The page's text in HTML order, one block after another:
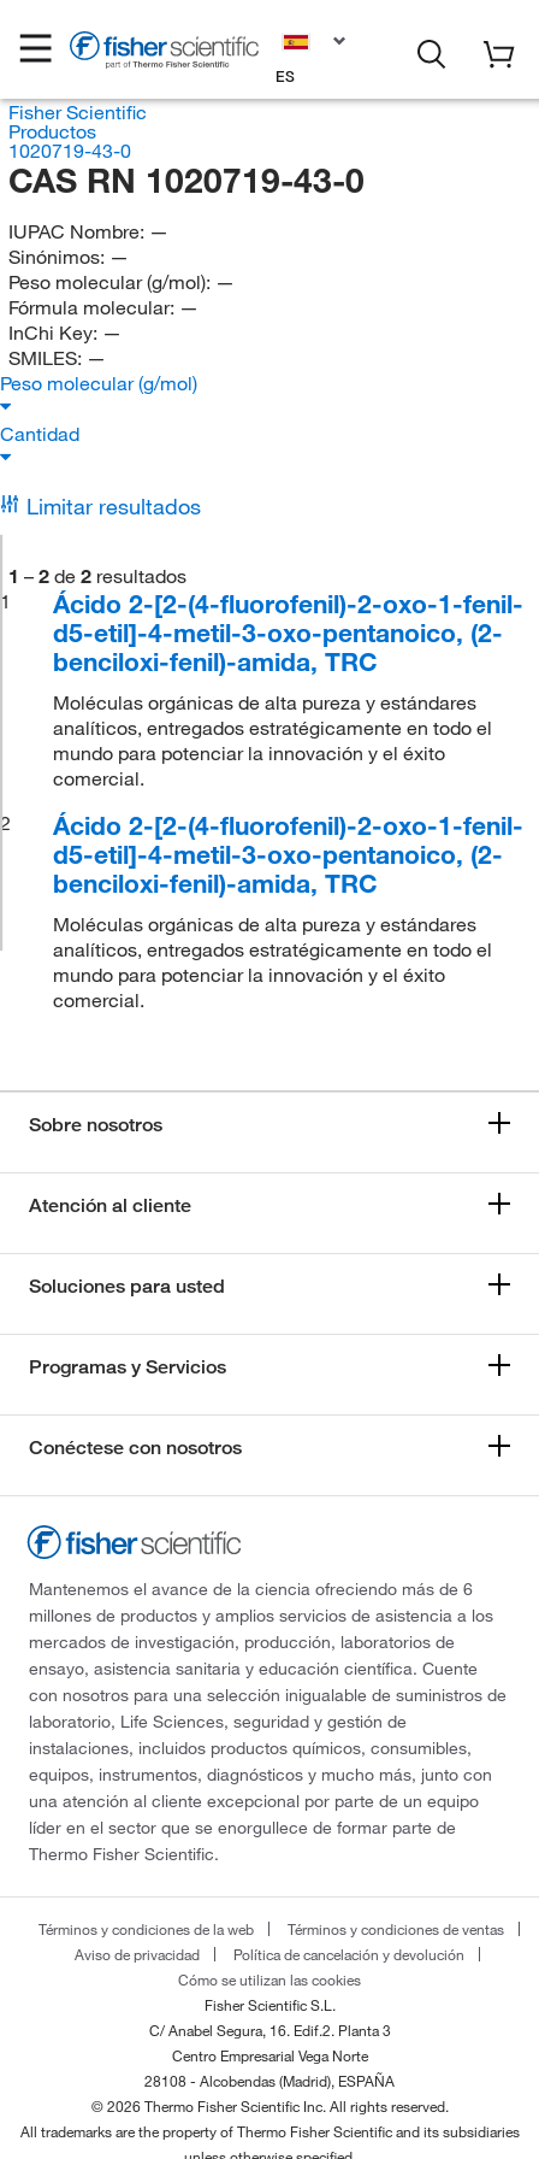
ES
Fisher Scientific
Productos
1020719-43-0
CAS RN 1020719-43-0
IUPAC Nombre: —
Sinónimos: —
Peso molecular (g/mol): —
Fórmula molecular: —
InChi Key: —
SMILES: —
Peso molecular (g/mol)
Cantidad
Limitar resultados
1 – 2 de 2 resultados
1
Ácido 2-[2-(4-fluorofenil)-2-oxo-1-fenil-
d5-etil]-4-metil-3-oxo-pentanoico, (2-
benciloxi-fenil)-amida, TRC
Moléculas orgánicas de alta pureza y estándares
analíticos, entregados estratégicamente en todo el
mundo para potenciar la innovación y el éxito
comercial.
2
Ácido 2-[2-(4-fluorofenil)-2-oxo-1-fenil-
d5-etil]-4-metil-3-oxo-pentanoico, (2-
benciloxi-fenil)-amida, TRC
Moléculas orgánicas de alta pureza y estándares
analíticos, entregados estratégicamente en todo el
mundo para potenciar la innovación y el éxito
comercial.
Sobre nosotros
Atención al cliente
Soluciones para usted
Programas y Servicios
Conéctese con nosotros
Mantenemos el avance de la ciencia ofreciendo más de 6
millones de productos y amplios servicios de asistencia a los
mercados de investigación, producción, laboratorios de
ensayo, asistencia sanitaria y educación científica. Cuente
con nosotros para una selección inigualable de suministros de
laboratorio, Life Sciences, seguridad y gestión de
instalaciones, incluidos productos químicos, consumibles,
equipos, instrumentos, diagnósticos y mucho más, junto con
una atención al cliente excepcional por parte de un equipo
líder en el sector que se enorgullece de formar parte de
Thermo Fisher Scientific.
Términos y condiciones de la web
Términos y condiciones de ventas
Aviso de privacidad
Política de cancelación y devolución
Cómo se utilizan las cookies
Fisher Scientific S.L.
C/ Anabel Segura, 16. Edif.2. Planta 3
Centro Empresarial Vega Norte
28108 - Alcobendas (Madrid), ESPAÑA
© 2026 Thermo Fisher Scientific Inc. All rights reserved.
All trademarks are the property of Thermo Fisher Scientific and its subsidiaries